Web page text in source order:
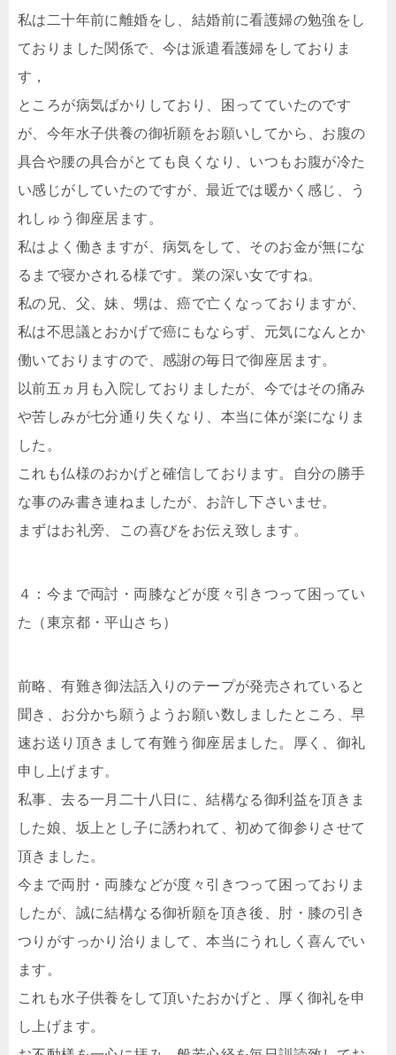
私は二十年前に離婚をし、結婚前に看護婦の勉強をし
ておりました関係で、今は派遣看護婦をしておりま
す，
ところが病気ばかりしており、困ってていたのです
が、今年水子供養の御祈願をお願いしてから、お腹の
具合や腰の具合がとても良くなり、いつもお腹が冷た
い感じがしていたのですが、最近では暖かく感じ、う
れしゅう御座居ます。
私はよく働きますが、病気をして、そのお金が無にな
るまで寝かされる様です。業の深い女ですね。
私の兄、父、妹、甥は、癌で亡くなっておりますが、
私は不思議とおかげで癌にもならず、元気になんとか
働いておりますので、感謝の毎日で御座居ます。
以前五ヵ月も入院しておりましたが、今ではその痛み
や苦しみが七分通り失くなり、本当に体が楽になりま
した。
これも仏様のおかげと確信しております。自分の勝手
な事のみ書き連ねましたが、お許し下さいませ。
まずはお礼旁、この喜びをお伝え致します。
４：今まで両討・両膝などが度々引きつって困ってい
た（東京都・平山さち）
前略、有難き御法話入りのテープが発売されていると
聞き、お分かち願うようお願い数しましたところ、早
速お送り頂きまして有難う御座居ました。厚く、御礼
申し上げます。
私事、去る一月二十八日に、結構なる御利益を頂きま
した娘、坂上とし子に誘われて、初めて御参りさせて
頂きました。
今まで両肘・両膝などが度々引きつって困っておりま
したが、誠に結構なる御祈願を頂き後、肘・膝の引き
つりがすっかり治りまして、本当にうれしく喜んでい
ます。
これも水子供養をして頂いたおかげと、厚く御礼を申
し上げます。